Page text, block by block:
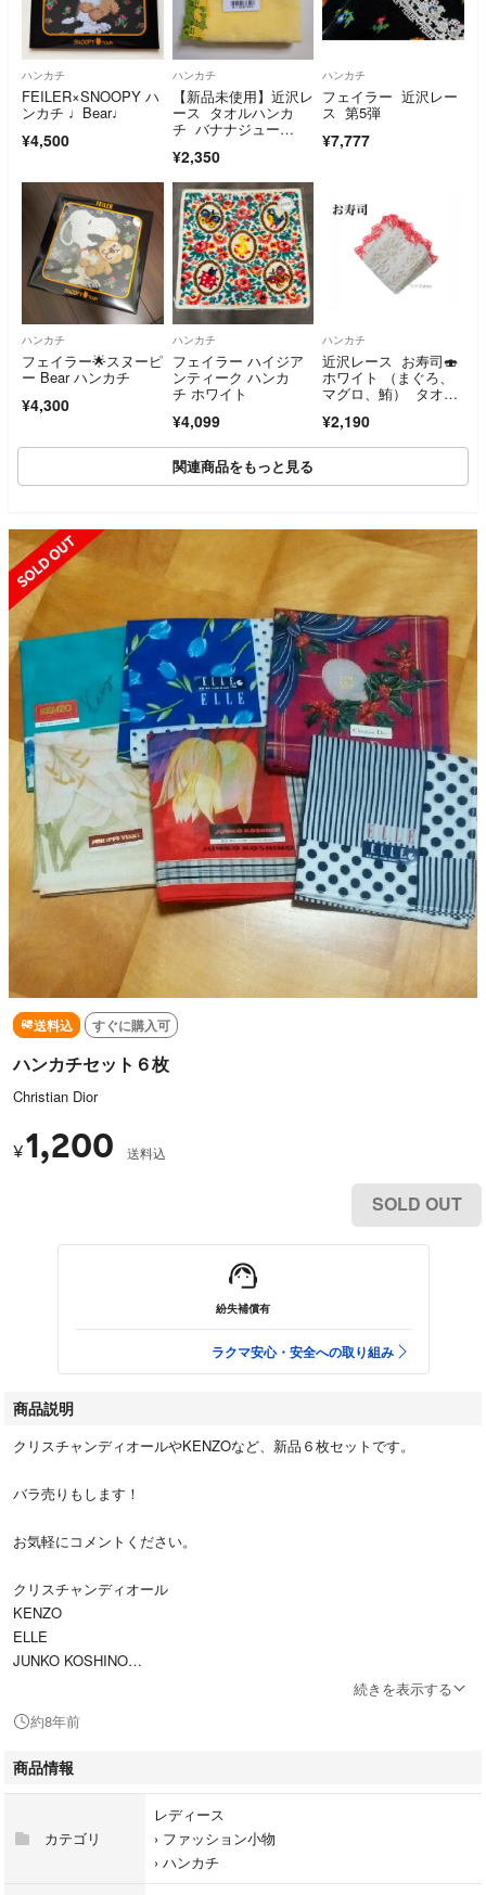
ハンカチ
FEILER×SNOOPY ハ
ンカチ ♩Bear♩
¥4,500
ハンカチ
【新品未使用】近沢レ
ース タオルハンカ
チ バナナジュー
¥2,350
ハンカチ
フェイラー 近沢レー
ス 第5弾
¥7,777
ハンカチ
フェイラー🌟スヌーピ
ー Bear ハンカチ
¥4,300
ハンカチ
フェイラー ハイジア
ンティーク ハンカ
チ ホワイト
¥4,099
ハンカチ
近沢レース お寿司🍣
ホワイト （まぐろ、
マグロ、鮪） タオル
¥2,190
関連商品をもっと見る
SOLD OUT
送料込 すぐに購入可
ハンカチセット６枚
Christian Dior
¥1,200 送料込
SOLD OUT
紛失補償有
ラクマ安心・安全への取り組み
商品説明
クリスチャンディオールやKENZOなど、新品６枚セットです。
バラ売りもします！
お気軽にコメントください。
クリスチャンディオール
KENZO
ELLE
JUNKO KOSHINO
続きを表示する
約8年前
商品情報
カテゴリ
レディース
› ファッション小物
› ハンカチ